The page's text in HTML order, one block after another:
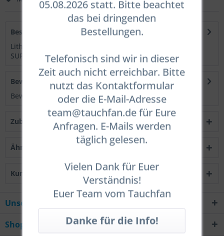
Beschreibung
Lithium-Ionen Akku BATCELL18650X4SUPREME (TL3500P
SUPREME) Akku für folgende BigBlue...mehr
Bewertungen
0
Bewertungen lesen, schreiben und diskutieren...
Zubehör
Ähnliche Artikel
Kunden haben sich ebenfalls angesehen
05.08.2026 statt. Bitte beachtet
das bei dringenden
Bestellungen.
Telefonisch sind wir in dieser
Zeit auch nicht erreichbar. Bitte
nutzt das Kontaktformular
oder die E-Mail-Adresse
team@tauchfan.de für Eure
Anfragen. E-Mails werden
täglich gelesen.
Vielen Dank für Euer
Verständnis!
Euer Team vom Tauchfan
Unsere Hotline
Shop Service